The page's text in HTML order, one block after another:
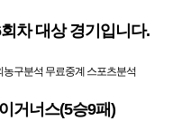
차 대상 경기입니다.
거너스(5승9패)